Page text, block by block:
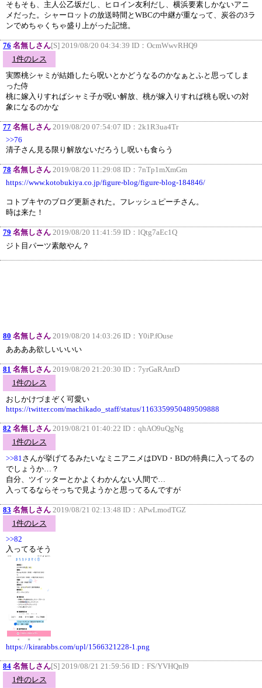
そもそも、主人公乙坂だし、ヒロイン友利だし、横浜要素しかないアニ
メだった。シャーロットの放送時間とWBCの中継が重なって、炭谷の3ラ
ンでめちゃくちゃ盛り上がった記憶。
76 名無しさん[S] 2019/08/20 04:34:39 ID： OcmWwvRHQ9
1件のレス
実際桃シャミが結婚したら呪いとかどうなるのかなぁとふと思ってしま
った侍
桃に嫁入りすればシャミ子が呪い解放、桃が嫁入りすれば桃も呪いの対
象になるのかな
77 名無しさん 2019/08/20 07:54:07 ID： 2k1R3ua4Tr
>>76
清子さん見る限り解放ないだろうし呪いも食らう
78 名無しさん 2019/08/20 11:29:08 ID： 7nTp1mXmGm
https://www.kotobukiya.co.jp/figure-blog/figure-blog-184846/
コトブキヤのブログ更新された。フレッシュピーチさん。
時は来た！
79 名無しさん 2019/08/20 11:41:59 ID： lQtg7aEc1Q
ジト目パーツ素敵やん？
80 名無しさん 2019/08/20 14:03:26 ID： Y0iP.fOuse
ああああ欲しいいいい
81 名無しさん 2019/08/20 21:20:30 ID： 7yrGaRAnrD
1件のレス
おしかけづまぞく可愛い
https://twitter.com/machikado_staff/status/1163359950489509888
82 名無しさん 2019/08/21 01:40:22 ID： qhAO9uQgNg
1件のレス
>>81さんが挙げてるみたいなミニアニメはDVD・BDの特典に入ってるの
でしょうか…？
自分、ツイッターとかよくわかんない人間で…
入ってるならそっちで見ようかと思ってるんですが
83 名無しさん 2019/08/21 02:13:48 ID： APwLmodTGZ
1件のレス
>>82
入ってるそう
https://kirarabbs.com/upl/1566321228-1.png
84 名無しさん[S] 2019/08/21 21:59:56 ID： FS/YVHQnI9
1件のレス